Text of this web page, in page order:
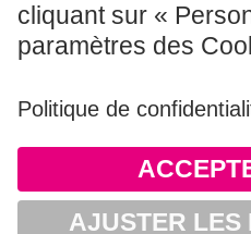
Mentions légales &
CGV
Politique de
Sitemap